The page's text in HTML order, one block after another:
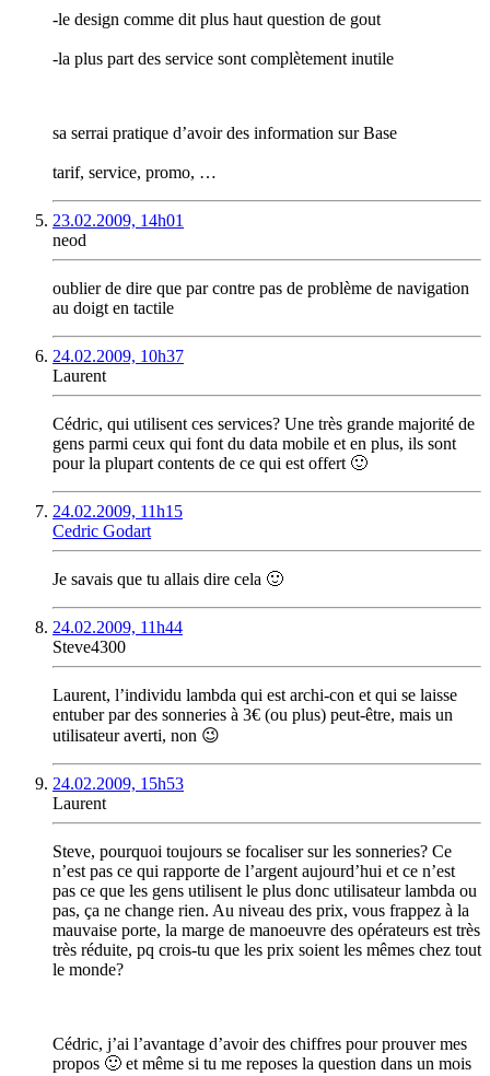
-le design comme dit plus haut question de gout
-la plus part des service sont complètement inutile
sa serrai pratique d’avoir des information sur Base
tarif, service, promo, …
23.02.2009, 14h01
neod
oublier de dire que par contre pas de problème de navigation
au doigt en tactile
24.02.2009, 10h37
Laurent
Cédric, qui utilisent ces services? Une très grande majorité de
gens parmi ceux qui font du data mobile et en plus, ils sont
pour la plupart contents de ce qui est offert 🙂
24.02.2009, 11h15
Cedric Godart
Je savais que tu allais dire cela 🙂
24.02.2009, 11h44
Steve4300
Laurent, l’individu lambda qui est archi-con et qui se laisse
entuber par des sonneries à 3€ (ou plus) peut-être, mais un
utilisateur averti, non 😉
24.02.2009, 15h53
Laurent
Steve, pourquoi toujours se focaliser sur les sonneries? Ce
n’est pas ce qui rapporte de l’argent aujourd’hui et ce n’est
pas ce que les gens utilisent le plus donc utilisateur lambda ou
pas, ça ne change rien. Au niveau des prix, vous frappez à la
mauvaise porte, la marge de manoeuvre des opérateurs est très
très réduite, pq crois-tu que les prix soient les mêmes chez tout
le monde?
Cédric, j’ai l’avantage d’avoir des chiffres pour prouver mes
propos 🙂 et même si tu me reposes la question dans un mois